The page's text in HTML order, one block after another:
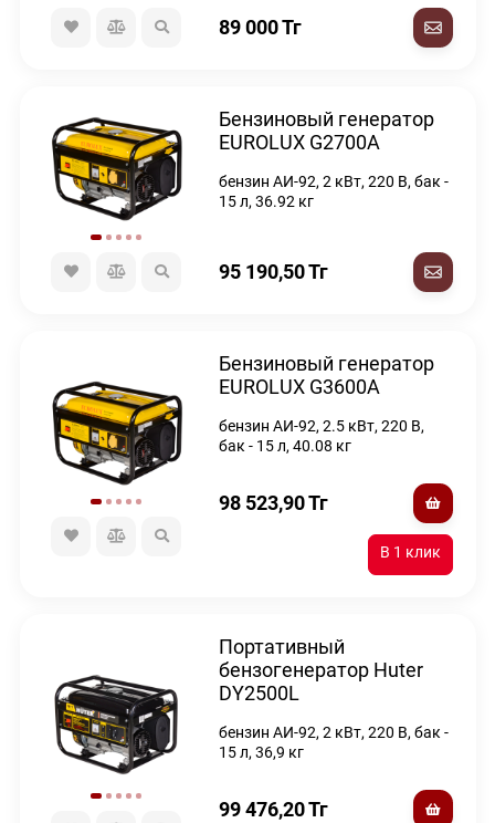
89 000Тг
Бензиновый генератор
EUROLUX G2700A
бензин АИ-92, 2 кВт, 220 В, бак -
15 л, 36.92 кг
95 190,50Тг
Бензиновый генератор
EUROLUX G3600A
бензин АИ-92, 2.5 кВт, 220 В,
бак - 15 л, 40.08 кг
98 523,90Тг
Портативный
бензогенератор Huter
DY2500L
бензин АИ-92, 2 кВт, 220 В, бак -
15 л, 36,9 кг
99 476,20Тг